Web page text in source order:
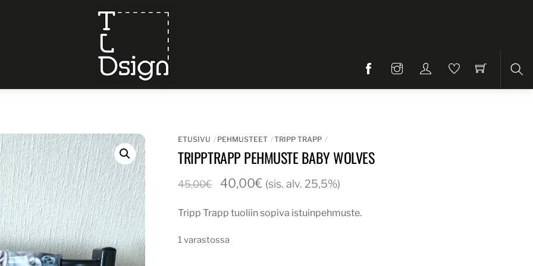
ETUSIVU PEHMUSTEET TRIPP TRAPP
TRIPPTRAPP PEHMUSTE BABY WOLVES
45,00€
Alkuperäinen
oli:
40,00€Nykyinen
on:
(sis. alv. 25,5%)
Tripp Trapp tuoliin sopiva istuinpehmuste.
1 varastossa